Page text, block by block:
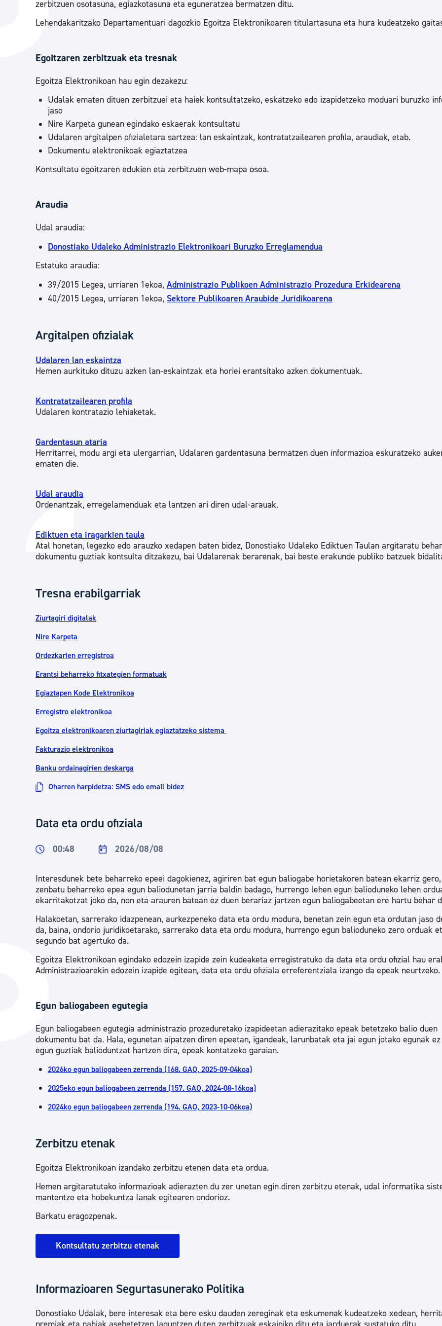
Hiria
Hiria orain
Etorkizuneko hiria
Aktualitatea
Albisteak
Iragarki ofizialen taula
zerbitzuen osotasuna, egiazkotasuna eta eguneratzea bermatzen ditu.
Lehendakaritzako Departamentuari dagozkio Egoitza Elektronikoaren titulartasuna eta hura kudeatzeko
Egoitzaren zerbitzuak eta tresnak
Egoitza Elektronikoan hau egin dezakezu:
Udalak ematen dituen zerbitzuei eta haiek kontsultatzeko, eskatzeko edo izapidetzeko moduari buruzko
jaso
Nire Karpeta gunean egindako eskaerak kontsultatu
Udalaren argitalpen ofizialetara sartzea: lan eskaintzak, kontratatzailearen profila, araudiak, etab.
Dokumentu elektronikoak egiaztatzea
Kontsultatu egoitzaren edukien eta zerbitzuen web-mapa osoa.
Araudia
Udal araudia:
Donostiako Udaleko Administrazio Elektronikoari Buruzko Erreglamendua
Estatuko araudia:
39/2015 Legea, urriaren 1ekoa, Administrazio Publikoen Administrazio Prozedura Erkidearena
40/2015 Legea, urriaren 1ekoa, Sektore Publikoaren Araubide Juridikoarena
Argitalpen ofizialak
Udalaren lan eskaintza
Hemen aurkituko dituzu azken lan-eskaintzak eta horiei erantsitako azken dokumentuak.
Kontratatzailearen profila
Udalaren kontratazio lehiaketak.
Gardentasun ataria
Herritarrei, modu argi eta ulergarrian, Udalaren gardentasuna bermatzen duen informazioa eskuratzeko
ematen die.
Udal araudia
Ordenantzak, erregelamenduak eta lantzen ari diren udal-arauak.
Ediktuen eta iragarkien taula
Atal honetan, legezko edo arauzko xedapen baten bidez, Donostiako Udaleko Ediktuen Taulan argitaratu
dokumentu guztiak kontsulta ditzakezu, bai Udalarenak berarenak, bai beste erakunde publiko batzuek
Tresna erabilgarriak
Ziurtagiri digitalak
Nire Karpeta
Ordezkarien erregistroa
Erantsi beharreko fitxategien formatuak
Egiaztapen Kode Elektronikoa
Erregistro elektronikoa
Egoitza elektronikoaren ziurtagiriak egiaztatzeko sistema
Fakturazio elektronikoa
Banku ordainagirien deskarga
Oharren harpidetza: SMS edo email bidez
Data eta ordu ofiziala
00:48 2026/08/08
Interesdunek bete beharreko epeei dagokienez, agiriren bat egun baliogabe horietakoren batean ekarriz
zenbatu beharreko epea egun baliodunetan jarria baldin badago, hurrengo lehen egun balioduneko lehen
ekarritakotzat joko da, non eta arauren batean ez duen berariaz jartzen egun baliogabeetan ere hartu behar
Halakoetan, sarrerako idazpenean, aurkezpeneko data eta ordu modura, benetan zein egun eta ordutan jaso
da, baina, ondorio juridikoetarako, sarrerako data eta ordu modura, hurrengo egun balioduneko zero orduak
segundo bat agertuko da.
Egoitza Elektronikoan egindako edozein izapide zein kudeaketa erregistratuko da data eta ordu ofizial hau
Administrazioarekin edozein izapide egitean, data eta ordu ofiziala erreferentziala izango da epeak neurtzeko.
Egun baliogabeen egutegia
Egun baliogabeen egutegia administrazio prozeduretako izapideetan adierazitako epeak betetzeko balio duen
dokumentu bat da. Hala, egunetan aipatzen diren epeetan, igandeak, larunbatak eta jai egun jotako egunak
egun guztiak balioduntzat hartzen dira, epeak kontatzeko garaian.
2026ko egun baliogabeen zerrenda (168. GAO, 2025-09-04koa)
2025eko egun baliogabeen zerrenda (157. GAO, 2024-08-16koa)
2024ko egun baliogabeen zerrenda (194. GAO, 2023-10-06koa)
Zerbitzu etenak
Egoitza Elektronikoan izandako zerbitzu etenen data eta ordua.
Hemen argitaratutako informazioak adierazten du zer unetan egin diren zerbitzu etenak, udal informatika
mantentze eta hobekuntza lanak egitearen ondorioz.
Barkatu eragozpenak.
Kontsultatu zerbitzu etenak
Informazioaren Segurtasunerako Politika
Donostiako Udalak, bere interesak eta bere esku dauden zereginak eta eskumenak kudeatzeko xedean,